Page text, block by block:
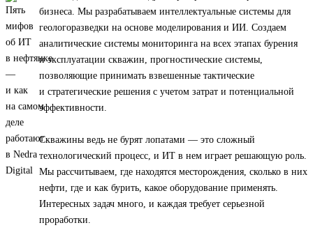
бизнеса. Мы разрабатываем интеллектуальные системы для
геологоразведки на основе моделирования и ИИ. Создаем
аналитические системы мониторинга на всех этапах бурения
и эксплуатации скважин, прогностические системы,
позволяющие принимать взвешенные тактические
и стратегические решения с учетом затрат и потенциальной
эффективности.
Скважины ведь не бурят лопатами — это сложный
технологический процесс, и ИТ в нем играет решающую роль.
Мы рассчитываем, где находятся месторождения, сколько в них
нефти, где и как бурить, какое оборудование применять.
Интересных задач много, и каждая требует серьезной
проработки.